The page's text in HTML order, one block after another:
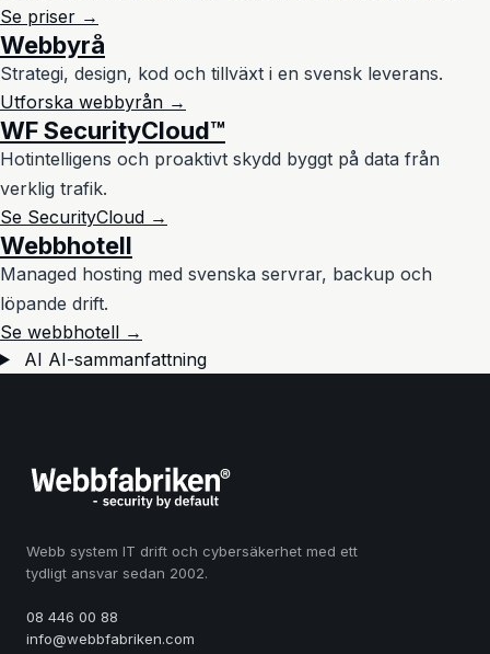
Se priser →
Webbyrå
Strategi, design, kod och tillväxt i en svensk leverans.
Utforska webbyrån →
WF SecurityCloud™
Hotintelligens och proaktivt skydd byggt på data från
verklig trafik.
Se SecurityCloud →
Webbhotell
Managed hosting med svenska servrar, backup och
löpande drift.
Se webbhotell →
AI AI-sammanfattning
Webb system IT drift och cybersäkerhet med ett
tydligt ansvar sedan 2002.
08 446 00 88
info@webbfabriken.com